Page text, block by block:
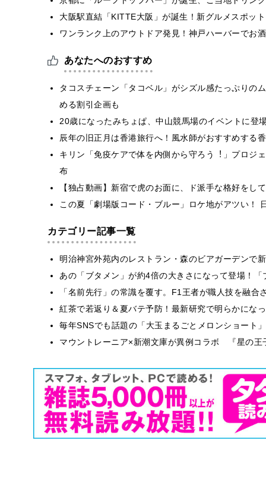
大阪駅直結「KITTE大阪」が誕生！新グルメスポッ
ワンランク上のアウトドア発見！神戸ハーバーでお
あなたへのおすすめ
タコスチェーン「タコベル」がシズル感たっぷりの
める割引企画も
20歳になったみちょぱ、中山競馬場のイベントに登
辰年の旧正月は香港旅行へ！風水師がおすすめする
キリン「免疫ケアで体を内側から守ろう︕」プロジ
布
【独占動画】新宿で虎のお面に、ド派手な格好をし
この夏「劇場版コード・ブルー」ロケ地がアツい！
カテゴリー記事一覧
明治神宮外苑内のレストラン・森のビアガーデンで
あの「ブタメン」が約4倍の大きさになって登場！
「名前先行」の常識を覆す。F1王者が職人技を融
紅茶で若返り＆夏バテ予防！最新研究で明らかにな
毎年SNSでも話題の「大玉まるごとメロンショート
マウントレーニア×新潮文庫が異例コラボ 『星の